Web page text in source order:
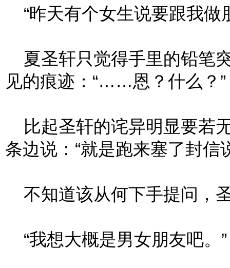
“昨天有个女生说要跟我做
夏圣轩只觉得手里的铅笔
见的痕迹：“……恩？什么？”
比起圣轩的诧异明显要若
条边说：“就是跑来塞了封信
不知道该从何下手提问，圣
“我想大概是男女朋友吧。”